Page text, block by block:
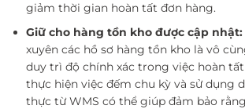
giảm thời gian hoàn tất đơn hàng.
Giữ cho hàng tồn kho được cập nhật:
xuyên các hồ sơ hàng tồn kho là vô
duy trì độ chính xác trong việc hoàn
thực hiện việc đếm chu kỳ và sử dụng
thực từ WMS có thể giúp đảm bảo